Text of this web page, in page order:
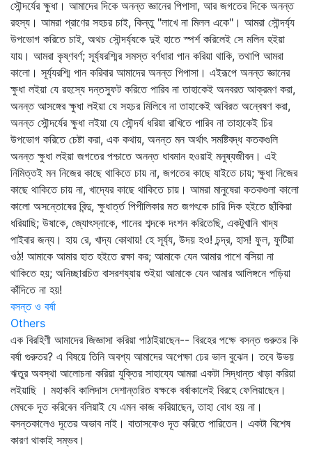
সৌন্দর্যের ক্ষুধা। আমাদের দিকে অনন্ত জ্ঞানের পিপাসা, আর জগতের দিকে অনন্ত
রহস্য। আমরা প্রাণের সহচর চাই, কিন্তু "লাখে না মিলল একে"। আমরা সৌন্দর্য্য
উপভোগ করিতে চাই, অথচ সৌন্দর্য্যকে দুই হাতে স্পর্শ করিলেই সে মলিন হইয়া
যায়। আমরা কৃষ্ণবর্ণ; সূর্য্যরশ্মির সমস্ত বর্ণধারা পান করিয়া থাকি, তথাপি আমরা
কালো। সূর্য্যরশ্মি পান করিবার আমাদের অনন্ত পিপাসা। এইরূপে অনন্ত জ্ঞানের
ক্ষুধা লইয়া যে রহস্যে দন্তস্ফুট করিতে পারিব না তাহাকেই অনবরত আক্রমণ করা,
অনন্ত আসঙ্গের ক্ষুধা লইয়া যে সহচর মিলিবে না তাহাকেই অবিরত অন্বেষণ করা,
অনন্ত সৌন্দর্যের ক্ষুধা লইয়া যে সৌন্দর্য ধরিয়া রাখিতে পারিব না তাহাকেই চির
উপভোগ করিতে চেষ্টা করা, এক কথায়, অনন্ত মন অর্থাৎ সমষ্টিবদ্ধ কতকগুলি
অনন্ত ক্ষুধা লইয়া জগতের পশ্চাতে অনন্ত ধাবমান হওয়াই মনুষ্যজীবন। এই
নিমিত্তই মন নিজের কাছে থাকিতে চায় না, জগতের কাছে যাইতে চায়; ক্ষুধা নিজের
কাছে থাকিতে চায় না, খাদ্যের কাছে থাকিতে চায়। আমরা মানুষেরা কতকগুলা কালো
কালো অসন্তোষের বিন্দু, ক্ষুধার্ত্ত পিপীলিকার মত জগৎকে চারি দিক হইতে ছাঁকিয়া
ধরিয়াছি; উষাকে, জ্যোৎস্নাকে, গানের শব্দকে দংশন করিতেছি, একটুখানি খাদ্য
পাইবার জন্য। হায় রে, খাদ্য কোথায়! হে সূর্য্য, উদয় হও! চন্দ্র, হাস! ফুল, ফুটিয়া
ওঠ! আমাকে আমার হাত হইতে রক্ষা কর; আমাকে যেন আমার পাশে বসিয়া না
থাকিতে হয়; অনিচ্ছারচিত বাসরশয্যায় শুইয়া আমাকে যেন আমার আলিঙ্গনে পড়িয়া
কাঁদিতে না হয়!
বসন্ত ও বর্ষা
Others
এক বিরহিণী আমাদের জিজ্ঞাসা করিয়া পাঠাইয়াছেন-- বিরহের পক্ষে বসন্ত গুরুতর কি
বর্ষা গুরুতর? এ বিষয়ে তিনি অবশ্য আমাদের অপেক্ষা ঢের ভাল বুঝেন। তবে উভয়
ঋতুর অবস্থা আলোচনা করিয়া যুক্তির সাহায্যে আমরা একটা সিদ্ধান্ত খাড়া করিয়া
লইয়াছি । মহাকবি কালিদাস দেশান্তরিত যক্ষকে বর্ষাকালেই বিরহে ফেলিয়াছেন।
মেঘকে দূত করিবেন বলিয়াই যে এমন কাজ করিয়াছেন, তাহা বোধ হয় না।
বসন্তকালেও দূতের অভাব নাই। বাতাসকেও দূত করিতে পারিতেন। একটা বিশেষ
কারণ থাকাই সম্ভব।